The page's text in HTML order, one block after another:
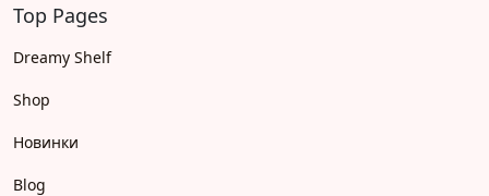
Top Pages
Dreamy Shelf
Shop
Новинки
Blog